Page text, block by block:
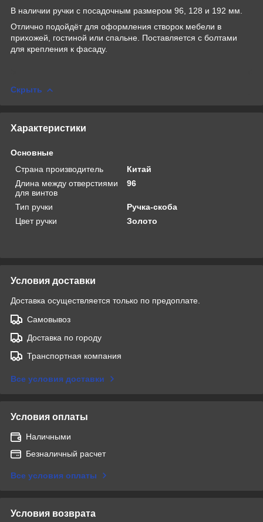
В наличии ручки с посадочным размером 96, 128 и 192 мм.
Отлично подойдёт для оформления створок мебели в
прихожей, гостиной или спальне. Поставляется с болтами
для крепления к фасаду.
Скрыть
Характеристики
Основные
Страна производитель
Китай
Длина между отверстиями
для винтов
96
Тип ручки
Ручка-скоба
Цвет ручки
Золото
Условия доставки
Доставка осуществляется только по предоплате.
Самовывоз
Доставка по городу
Транспортная компания
Все условия доставки
Условия оплаты
Наличными
Безналичный расчет
Все условия оплаты
Условия возврата